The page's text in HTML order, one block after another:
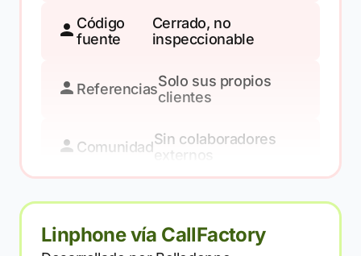
Código
fuente
Cerrado, no
inspeccionable
ReferenciasSolo sus propios
clientes
ComunidadSin colaboradores
externos
Linphone vía CallFactory